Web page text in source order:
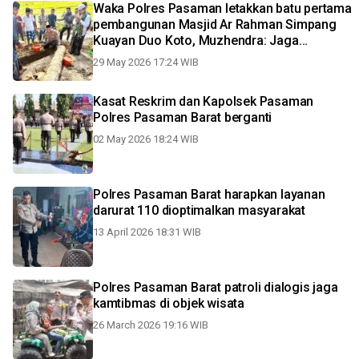
Waka Polres Pasaman letakkan batu pertama
pembangunan Masjid Ar Rahman Simpang
Kuayan Duo Koto, Muzhendra: Jaga
Kamtibmas dan tingkatkan Imtaq
29 May 2026 17:24 WIB
Kasat Reskrim dan Kapolsek Pasaman
Polres Pasaman Barat berganti
02 May 2026 18:24 WIB
Polres Pasaman Barat harapkan layanan
darurat 110 dioptimalkan masyarakat
13 April 2026 18:31 WIB
Polres Pasaman Barat patroli dialogis jaga
kamtibmas di objek wisata
26 March 2026 19:16 WIB